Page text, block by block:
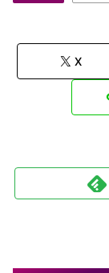
X